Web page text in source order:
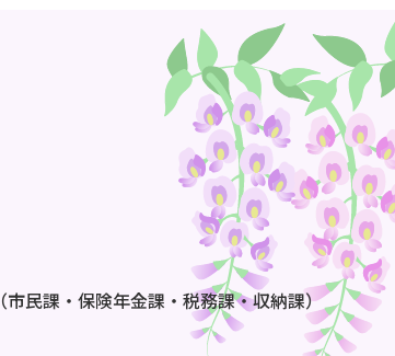
民課・保険年金課・税務課・収納課）